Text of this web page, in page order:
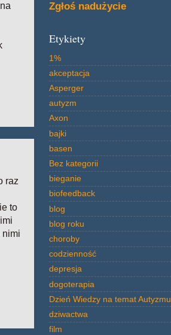
raz
to
nimi
Zgłoś nadużycie
Etykiety
1%
akceptacja
Asperger
autyzm
Axon
bajki
basen
Bez kategorii
bieganie
biofeedback
blog
blog roku
choroby
codzienność
depresja
dogoterapia
Dzień Wiedzy na temat Autyzmu
dziwactwa
film